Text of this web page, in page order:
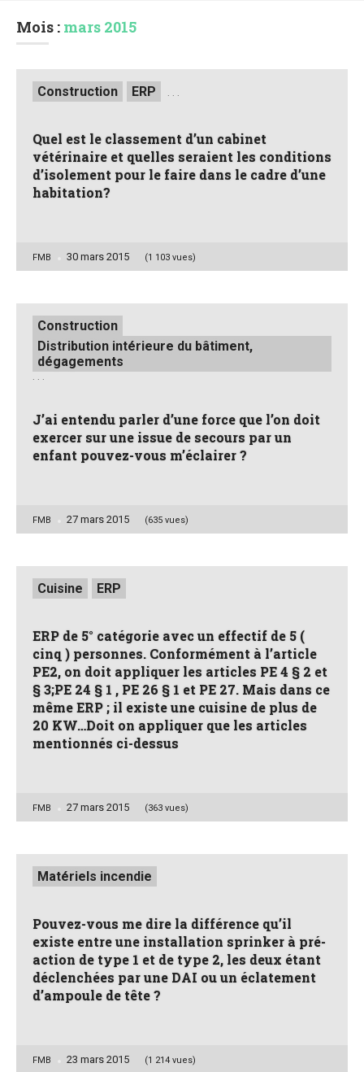
Mois : mars 2015
Posted
inConstruction ERP . . .
Quel est le classement d’un cabinet
vétérinaire et quelles seraient les conditions
d’isolement pour le faire dans le cadre d’une
habitation?
Posted
FMB 30 mars 2015 (1 103 vues)
Posted
inConstruction
Distribution intérieure du bâtiment,
dégagements
. . .
J’ai entendu parler d’une force que l’on doit
exercer sur une issue de secours par un
enfant pouvez-vous m’éclairer ?
Posted
FMB 27 mars 2015 (635 vues)
Posted
inCuisine ERP
ERP de 5° catégorie avec un effectif de 5 (
cinq ) personnes. Conformément à l’article
PE2, on doit appliquer les articles PE 4 § 2 et
§ 3;PE 24 § 1 , PE 26 § 1 et PE 27. Mais dans ce
même ERP ; il existe une cuisine de plus de
20 KW…Doit on appliquer que les articles
mentionnés ci-dessus
Posted
FMB 27 mars 2015 (363 vues)
Posted
inMatériels incendie
Pouvez-vous me dire la différence qu’il
existe entre une installation sprinker à pré-
action de type 1 et de type 2, les deux étant
déclenchées par une DAI ou un éclatement
d’ampoule de tête ?
Posted
FMB 23 mars 2015 (1 214 vues)